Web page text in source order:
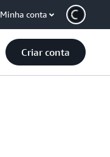
Minha conta
Criar conta